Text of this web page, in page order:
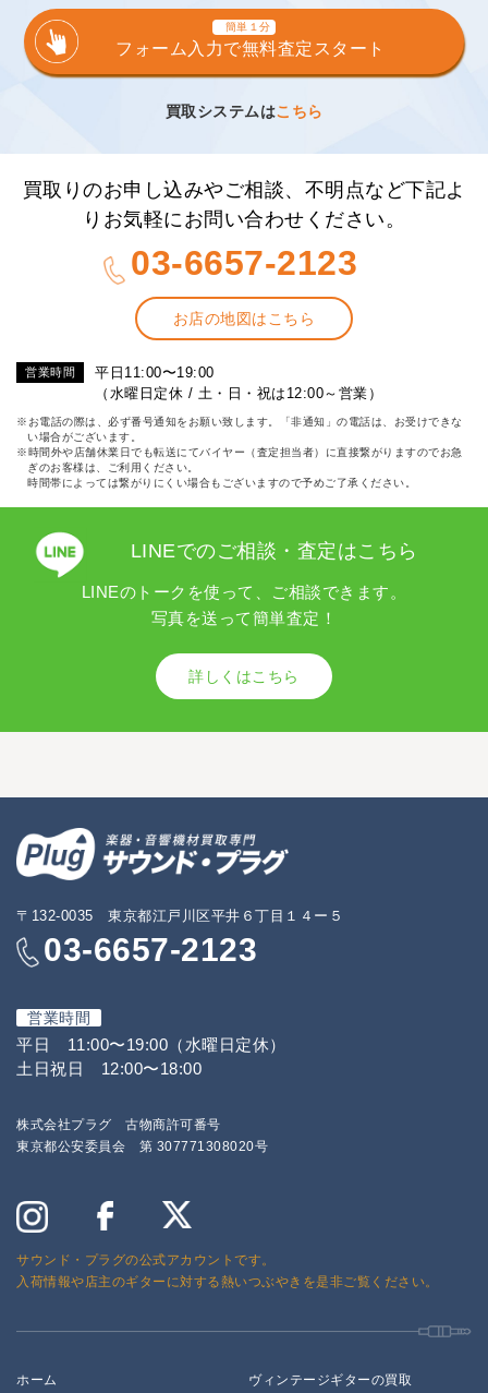
簡単１分
フォーム入力で無料査定スタート
買取システムはこちら
買取りのお申し込みやご相談、不明点など下記よ
りお気軽にお問い合わせください。
03-6657-2123
お店の地図はこちら
営業時間
平日11:00〜19:00
（水曜日定休 / 土・日・祝は12:00～営業）
※お電話の際は、必ず番号通知をお願い致します。「非通知」の電話は、お受けできな
い場合がございます。
※時間外や店舗休業日でも転送にてバイヤー（査定担当者）に直接繋がりますのでお急
ぎのお客様は、ご利用ください。
時間帯によっては繋がりにくい場合もございますので予めご了承ください。
LINEでのご相談・査定はこちら
LINEのトークを使って、ご相談できます。
写真を送って簡単査定！
詳しくはこちら
〒132-0035 東京都江戸川区平井６丁目１４ー５
03-6657-2123
営業時間
平日 11:00〜19:00（水曜日定休）
土日祝日 12:00〜18:00
株式会社プラグ 古物商許可番号
東京都公安委員会 第 307771308020号
サウンド・プラグの公式アカウントです。
入荷情報や店主のギターに対する熱いつぶやきを是非ご覧ください。
ホーム ヴィンテージギターの買取